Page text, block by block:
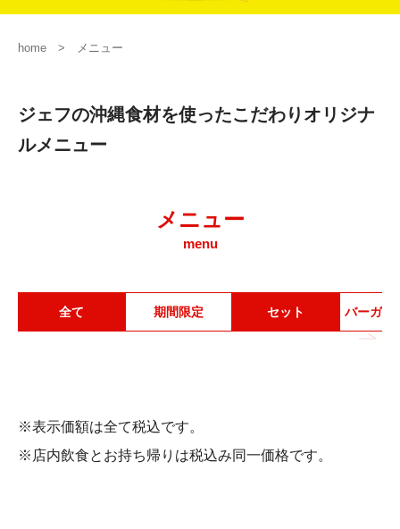
home メニュー
ジェフの沖縄食材を使ったこだわりオリジナ
ルメニュー
メニュー
menu
全て 期間限定 セット バーガー
ただ今、商品を準備中です。
※表示価額は全て税込です。
※店内飲食とお持ち帰りは税込み同一価格です。